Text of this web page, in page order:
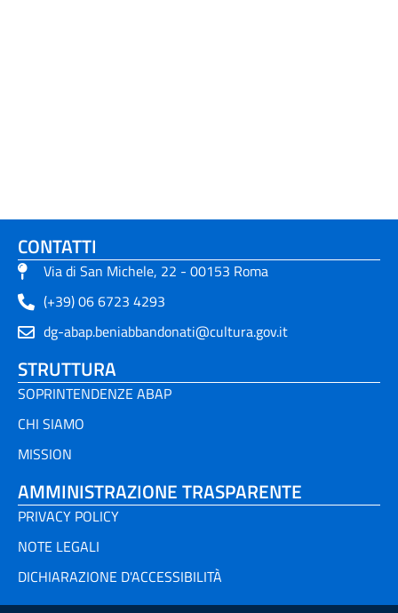
CONTATTI
Via di San Michele, 22 - 00153 Roma
(+39) 06 6723 4293
dg-abap.beniabbandonati@cultura.gov.it
STRUTTURA
SOPRINTENDENZE ABAP
CHI SIAMO
MISSION
AMMINISTRAZIONE TRASPARENTE
PRIVACY POLICY
NOTE LEGALI
DICHIARAZIONE D'ACCESSIBILITÀ